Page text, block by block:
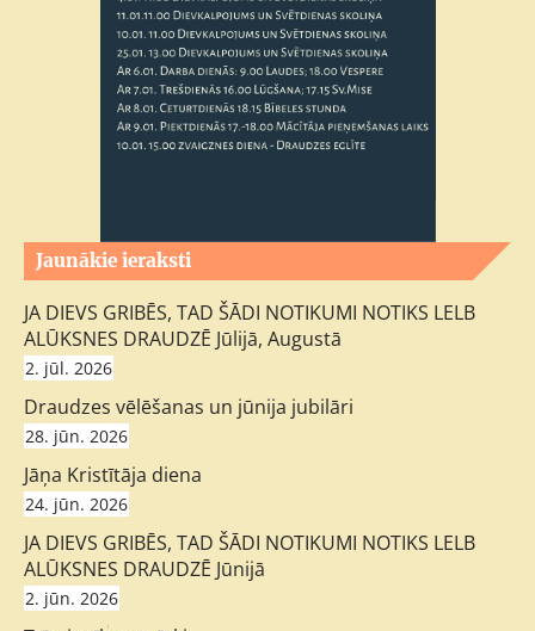
Jaunākie ieraksti
JA DIEVS GRIBĒS, TAD ŠĀDI NOTIKUMI NOTIKS LELB
ALŪKSNES DRAUDZĒ Jūlijā, Augustā
2. jūl. 2026
Draudzes vēlēšanas un jūnija jubilāri
28. jūn. 2026
Jāņa Kristītāja diena
24. jūn. 2026
JA DIEVS GRIBĒS, TAD ŠĀDI NOTIKUMI NOTIKS LELB
ALŪKSNES DRAUDZĒ Jūnijā
2. jūn. 2026
;